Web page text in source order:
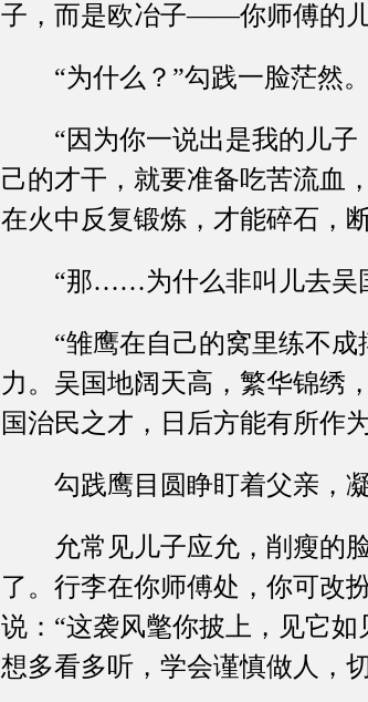
子，而是欧冶子——你师傅的
“为什么？”勾践一脸茫然。
“因为你一说出是我的儿子
己的才干，就要准备吃苦流血
在火中反复锻炼，才能碎石，
“那……为什么非叫儿去吴
“雏鹰在自己的窝里练不成
力。吴国地阔天高，繁华锦绣
国治民之才，日后方能有所作
勾践鹰目圆睁盯着父亲，凝
允常见儿子应允，削瘦的脸
了。行李在你师傅处，你可改
说：“这袭风氅你披上，见它
想多看多听，学会谨慎做人，